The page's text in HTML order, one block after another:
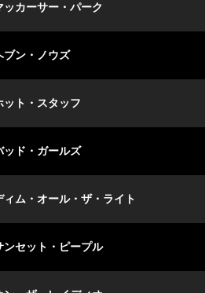
ッカーサー・パーク
ブン・ノウズ
ット・スタッフ
ッド・ガールズ
ィム・オール・ザ・ライト
ンセット・ピープル